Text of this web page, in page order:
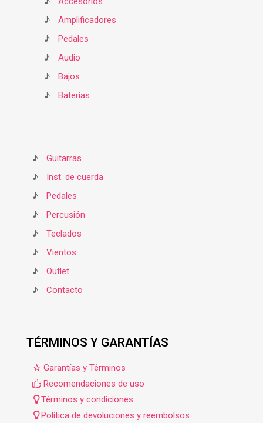
♪
Amplificadores
♪
Pedales
♪
Audio
♪
Bajos
♪
Baterías
♪
Guitarras
♪
Inst. de cuerda
♪
Pedales
♪
Percusión
♪
Teclados
♪
Vientos
♪
Outlet
♪
Contacto
TÉRMINOS Y GARANTÍAS
Garantías y Términos
Recomendaciones de uso
Términos y condiciones
Política de devoluciones y reembolsos